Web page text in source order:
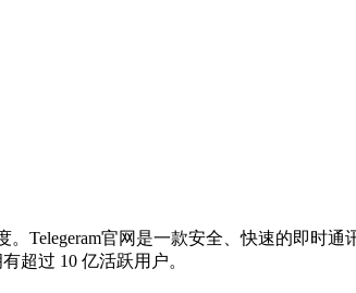
Telegeram官网是一款安全、快速的即时
超过 10 亿活跃用户。